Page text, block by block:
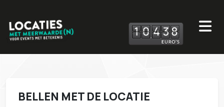
10 438
BELLEN MET DE LOCATIE